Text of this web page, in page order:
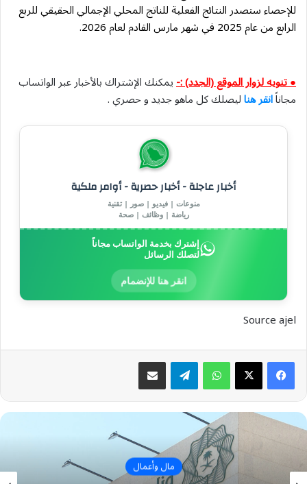
للإحصاء ستصدر النتائج الفعلية للناتج المحلي الإجمالي الحقيقي للربع
الرابع من عام 2025 في شهر مارس القادم لعام 2026.
● تنويه لزوار الموقع (الجدد) :-يمكنك الإشتراك بالأخبار عبر الواتساب
مجاناًانقر هناليصلك كل ماهو جديد و حصري .
أخبار عاجلة - أخبار حصرية - أوامر ملكية
منوعات | فيديو | صور | تقنية
رياضة | وظائف | صحة
إشترك بخدمة الواتساب مجاناً
لتصلك الرسائل
انقر هنا للإنضمام
Source ajel
واتسابتيلقرام مشاركة عبر البريد
مال وأعمال